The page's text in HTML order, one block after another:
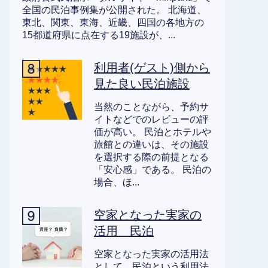
全国の民泊事例集が公開された。 北海道、
東北、関東、東海、近畿、四国の各地方の
15都道府県に点在する19施設が、...
利用者(ゲスト)側から
見た良い民泊施設
当然のことながら、予約サ
イトなどでのレビューの評
価が高い。 民泊とホテルや
旅館との違いは、その施設
を選択する際の前提となる
「安心感」である。 民泊の
場合、ほ...
空家となった実家の
活用 民泊
空家となった実家の活用法